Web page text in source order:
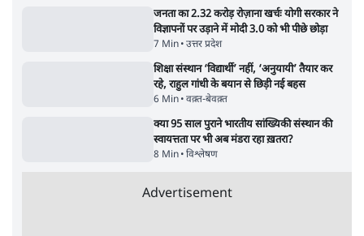
5 Min•देश
UPI पर प्रस्तावित शुल्क के पीछे ट्रंप का दबाव?
वीजा-मास्टरकार्ड को फायदा पहुँचाने की चर्चा
6 Min•विश्लेषण
मार्क ज़करबर्ग का माफीनामाः ये बहुत अंदर की बात
है
9 Min• विश्लेषण
Advertisement